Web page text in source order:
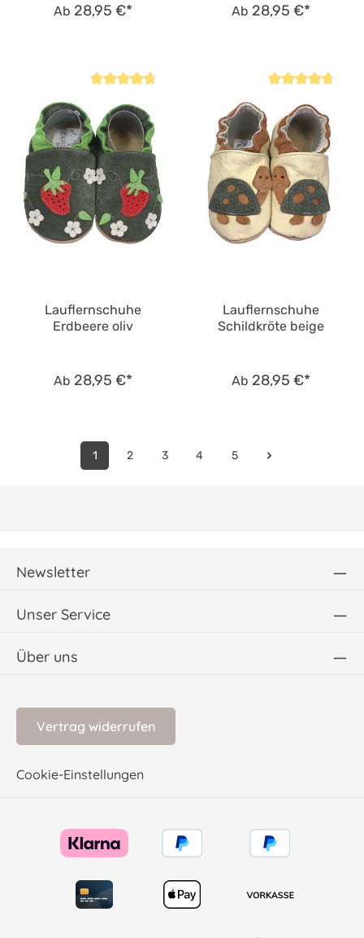
Ab 28,95 €* Ab 28,95 €*
Lauflernschuhe
Erdbeere oliv
Ab 28,95 €*
Lauflernschuhe
Schildkröte beige
Ab 28,95 €*
1 2 3 4 5
Newsletter
Unser Service
Über uns
Vertrag widerrufen
Cookie-Einstellungen